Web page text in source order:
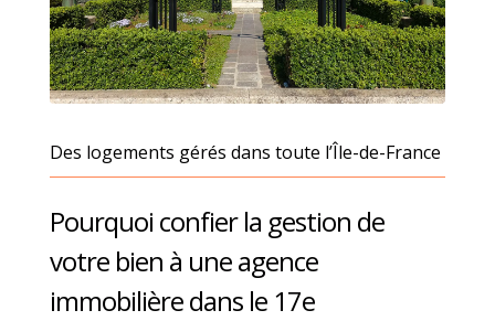
Des logements gérés dans toute l’Île-de-France
Pourquoi confier la gestion de
votre bien à une agence
immobilière dans le 17e